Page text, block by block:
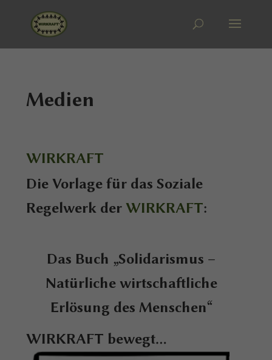
Medien
WIRKRAFT
Die Vorlage für das Soziale
Regelwerk derWIRKRAFT:
Das Buch „Solidarismus –
Natürliche wirtschaftliche
Erlösung des Menschen“
WIRKRAFT bewegt...